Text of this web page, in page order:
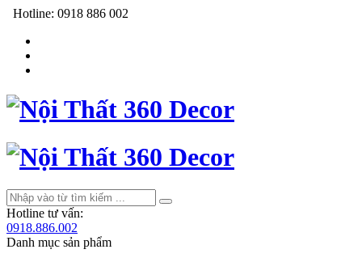
Hotline: 0918 886 002
Hotline tư vấn:
0918.886.002
Danh mục sản phẩm